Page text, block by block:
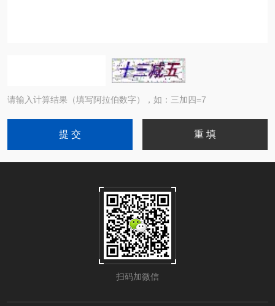
请输入计算结果（填写阿拉伯数字），如：三加四=7
扫码加微信